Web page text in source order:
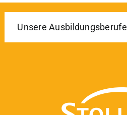
Unsere Ausbildungsberufe